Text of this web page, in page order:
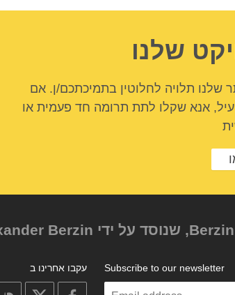
שלנו
שלנו תלויה לחלוטין בתמיכתכם/ן. אם
אנא שקלו לתת תרומה חד פעמית או
עקבו אחרינו ב
Subscribe to our newsletter
Enter